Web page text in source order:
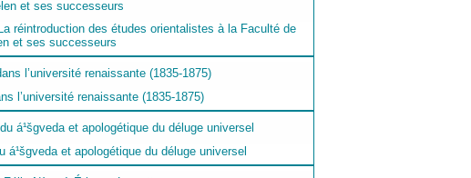
réintroduction des études orientalistes à la Faculté de
et ses successeurs
l’université renaissante (1835-1875)
et apologétique du déluge universel